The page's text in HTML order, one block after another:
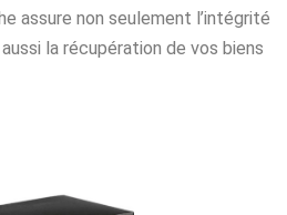
assure non seulement l’intégrité
la récupération de vos biens